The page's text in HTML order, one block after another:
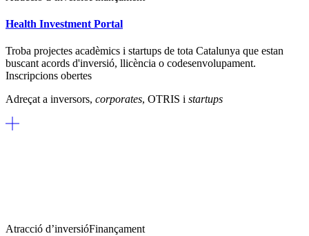
Health Investment Portal
Troba projectes acadèmics i startups de tota Catalunya que estan
buscant acords d'inversió, llicència o codesenvolupament.
Inscripcions obertes
Adreçat a inversors, corporates, OTRIS i startups
Atracció d’inversióFinançament